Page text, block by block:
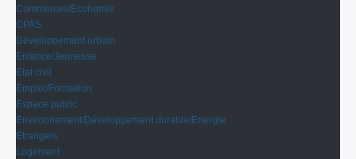
Commerces/Economie
CPAS
Développement urbain
Enfance/Jeunesse
Etat civil
Emploi/Formation
Espace public
Environnement/Développement durable/Energie
Etrangers
Logement